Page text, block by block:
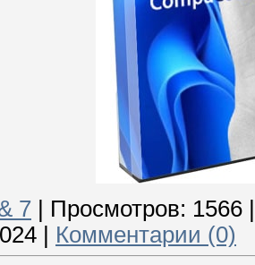
7 | Просмотров: 1566
| Комментарии (0)